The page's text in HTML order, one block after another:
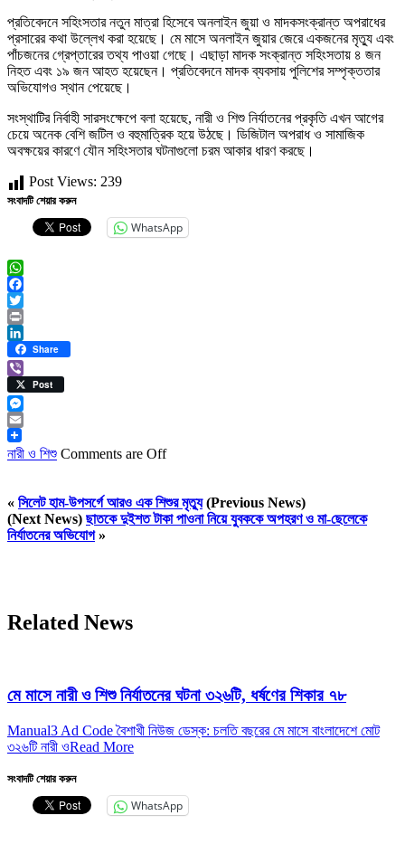
প্রতিবেদনে সহিংসতার নতুন মাত্রা হিসেবে অনলাইন জুয়া ও মাদকসংক্রান্ত অপরাধের
প্রসারের কথা উল্লেখ করা হয়েছে। মে মাসে অনলাইন জুয়ার জেরে একজনের মৃত্যু এবং
পাঁচজনের গ্রেপ্তারের তথ্য পাওয়া গেছে। এছাড়া মাদক সংক্রান্ত সহিংসতায় ৪ জন
নিহত এবং ১৯ জন আহত হয়েছেন। প্রতিবেদনে মাদক ব্যবসায় পুলিশের সম্পৃক্ততার
অভিযোগও স্থান পেয়েছে।
সংস্থাটির নির্বাহী সারসংক্ষেপে বলা হয়েছে, নারী ও শিশু নির্যাতনের প্রকৃতি এখন আগের
চেয়ে অনেক বেশি জটিল ও বহুমাত্রিক হয়ে উঠছে। ডিজিটাল অপরাধ ও সামাজিক
অবক্ষয়ের কারণে যৌন সহিংসতার ঘটনাগুলো চরম আকার ধারণ করছে।
Post Views: 239
সংবাদটি শেয়ার করুন
WhatsApp
WhatsApp
Facebook
Twitter
Print
LinkedIn
Share
ViberPost
Messenger
Email
নারী ও শিশু Comments are Off
« সিলেট হাম-উপসর্গে আরও এক শিশুর মৃত্যু(Previous News)
(Next News) ছাতকে দুইশত টাকা পাওনা নিয়ে যুবককে অপহরণ ও মা-ছেলেকে
নির্যাতনের অভিযোগ»
Related News
মে মাসে নারী ও শিশু নির্যাতনের ঘটনা ৩২৬টি, ধর্ষণের শিকার ৭৮
Manual3 Ad Code বৈশাখী নিউজ ডেস্ক: চলতি বছরের মে মাসে বাংলাদেশে মোট
৩২৬টি নারী ওRead More
সংবাদটি শেয়ার করুন
WhatsApp